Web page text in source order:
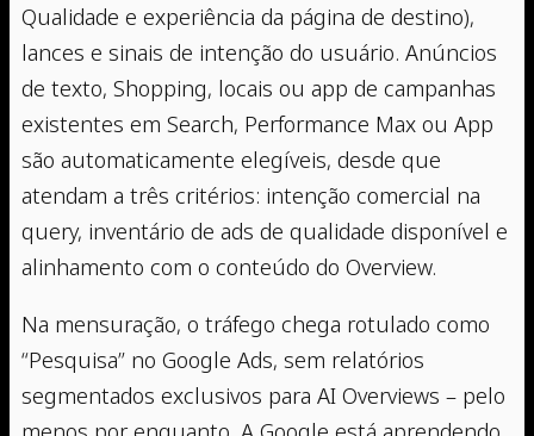
Qualidade e experiência da página de destino),
lances e sinais de intenção do usuário. Anúncios
de texto, Shopping, locais ou app de campanhas
existentes em Search, Performance Max ou App
são automaticamente elegíveis, desde que
atendam a três critérios: intenção comercial na
query, inventário de ads de qualidade disponível e
alinhamento com o conteúdo do Overview.
Na mensuração, o tráfego chega rotulado como
“Pesquisa” no Google Ads, sem relatórios
segmentados exclusivos para AI Overviews – pelo